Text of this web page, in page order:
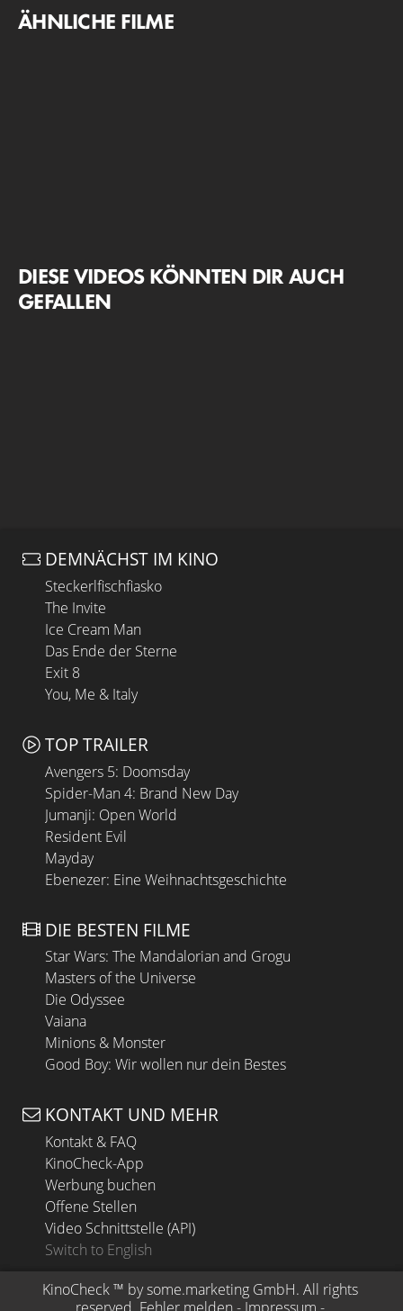
ÄHNLICHE FILME
DIESE VIDEOS KÖNNTEN DIR AUCH
GEFALLEN
DEMNÄCHST IM KINO
Steckerlfischfiasko
The Invite
Ice Cream Man
Das Ende der Sterne
Exit 8
You, Me & Italy
TOP TRAILER
Avengers 5: Doomsday
Spider-Man 4: Brand New Day
Jumanji: Open World
Resident Evil
Mayday
Ebenezer: Eine Weihnachtsgeschichte
DIE BESTEN FILME
Star Wars: The Mandalorian and Grogu
Masters of the Universe
Die Odyssee
Vaiana
Minions & Monster
Good Boy: Wir wollen nur dein Bestes
KONTAKT UND MEHR
Kontakt & FAQ
KinoCheck-App
Werbung buchen
Offene Stellen
Video Schnittstelle (API)
Switch to English
KinoCheck ™ by some.marketing GmbH. All rights